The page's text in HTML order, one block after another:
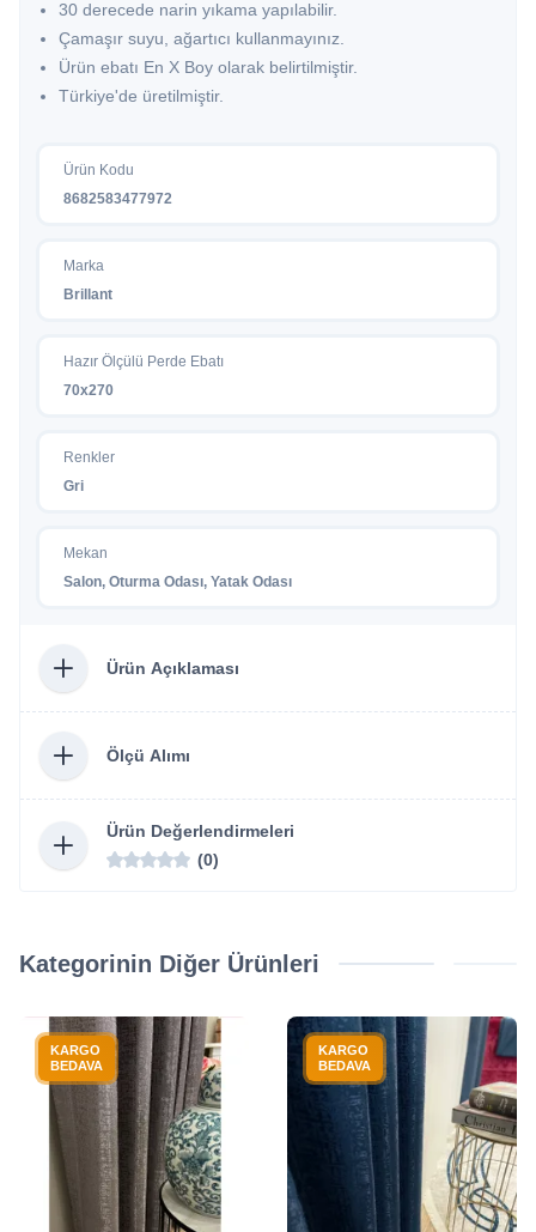
30 derecede narin yıkama yapılabilir.
Çamaşır suyu, ağartıcı kullanmayınız.
Ürün ebatı En X Boy olarak belirtilmiştir.
Türkiye'de üretilmiştir.
Ürün Kodu
8682583477972
Marka
Brillant
Hazır Ölçülü Perde Ebatı
70x270
Renkler
Gri
Mekan
Salon, Oturma Odası, Yatak Odası
Ürün Açıklaması
Ölçü Alımı
Ürün Değerlendirmeleri
(0)
Kategorinin Diğer Ürünleri
KARGO
BEDAVA
KARGO
BEDAVA